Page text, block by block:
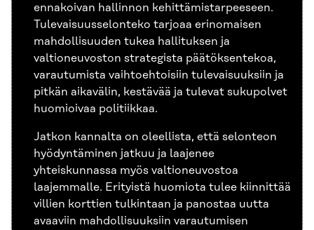
ennakoivan hallinnon kehittämistarpeeseen.
Tulevaisuusselonteko tarjoaa erinomaisen
mahdollisuuden tukea hallituksen ja
valtioneuvoston strategista päätöksentekoa,
varautumista vaihtoehtoisiin tulevaisuuksiin ja
pitkän aikavälin, kestävää ja tulevat sukupolvet
huomioivaa politiikkaa.
Jatkon kannalta on oleellista, että selonteon
hyödyntäminen jatkuu ja laajenee
yhteiskunnassa myös valtioneuvostoa
laajemmalle. Erityistä huomiota tulee kiinnittää
villien korttien tulkintaan ja panostaa uutta
avaaviin mahdollisuuksiin varautumisen